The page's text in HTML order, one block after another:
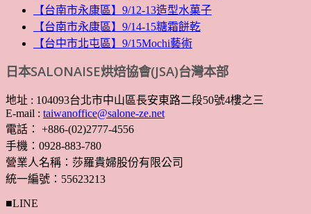
【台南市永康區】9/12-13造型水菓子
【台南市永康區】9/14-15糖霜餅乾
【台中市北屯區】9/15Mochi藝術
日本SALONAISE烘焙協會(JSA)台灣本部
地址 : 104093台北市中山區長安東路二段50號4樓之三
E-mail : taiwanoffice@salone-ze.net
電話： +886-(02)2777-4556
手機：0928-883-780
營業人名稱：莎羅貴婦股份有限公司
統一編號：55623213
■LINE